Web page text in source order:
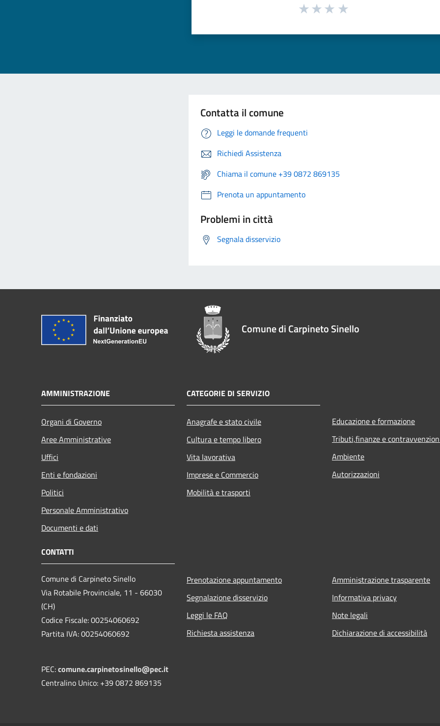
Contatta il comune
Leggi le domande frequenti
Richiedi Assistenza
Chiama il comune +39 0872 869135
Prenota un appuntamento
Problemi in città
Segnala disservizio
Comune di Carpineto Sinello
AMMINISTRAZIONE
Organi di Governo
Aree Amministrative
Uffici
Enti e fondazioni
Politici
Personale Amministrativo
Documenti e dati
CATEGORIE DI SERVIZIO
Anagrafe e stato civile
Cultura e tempo libero
Vita lavorativa
Imprese e Commercio
Mobilità e trasporti
Educazione e formazione
Tributi,finanze e
Ambiente
Autorizzazioni
CONTATTI
Comune di Carpineto Sinello
Via Rotabile Provinciale, 11 - 66030
(CH)
Codice Fiscale: 00254060692
Partita IVA: 00254060692
PEC:comune.carpinetosinello@pec.it
Centralino Unico: +39 0872 869135
Prenotazione appuntamento
Segnalazione disservizio
Leggi le FAQ
Richiesta assistenza
Amministrazione trasparente
Informativa privacy
Note legali
Dichiarazione di accessibilità